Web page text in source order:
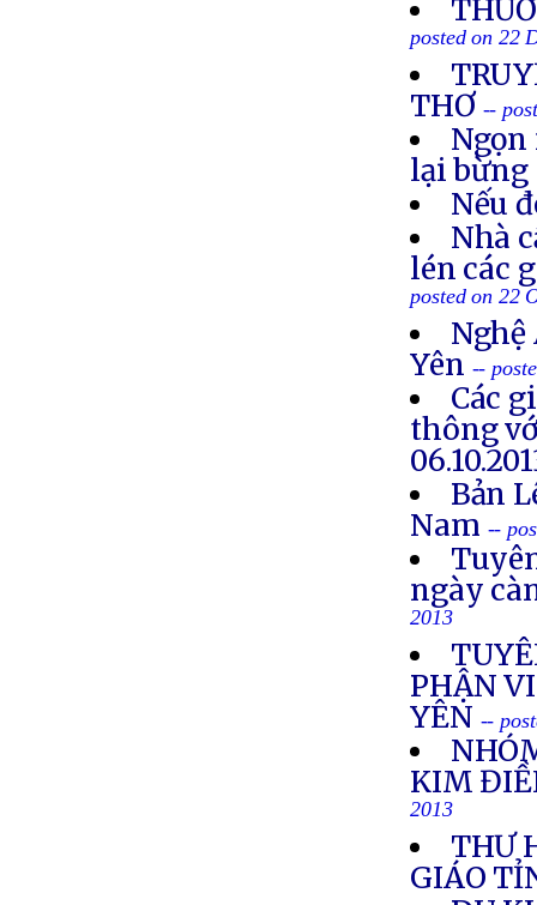
posted on 22
THƠ --
lại bừng
Nếu
Nhà
lén các
posted on 22
Nghệ
Yên --
Các
thông
Bản
Nam --
ngày
2013
PHẬN
YÊN --
KIM
2013
THƯ
GIÁO